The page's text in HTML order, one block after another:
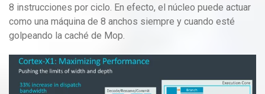
8 instrucciones por ciclo. En efecto, el núcleo puede actuar
como una máquina de 8 anchos siempre y cuando esté
golpeando la caché de Mop.